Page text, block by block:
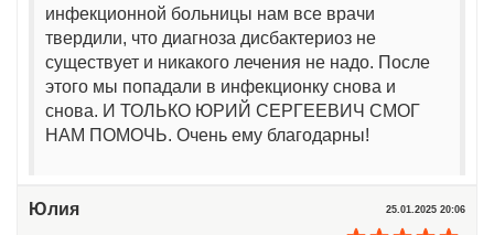
инфекционной больницы нам все врачи
твердили, что диагноза дисбактериоз не
существует и никакого лечения не надо. После
этого мы попадали в инфекционку снова и
снова. И ТОЛЬКО ЮРИЙ СЕРГЕЕВИЧ СМОГ
НАМ ПОМОЧЬ. Очень ему благодарны!
Юлия 25.01.2025 20:06